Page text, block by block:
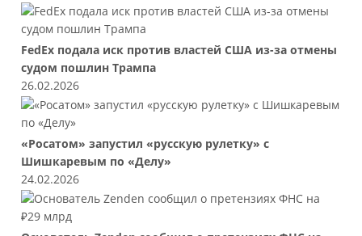
FedEx подала иск против властей США из-за отмены
судом пошлин Трампа
26.02.2026
«Росатом» запустил «русскую рулетку» с
Шишкаревым по «Делу»
24.02.2026